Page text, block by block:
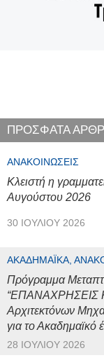
ΠΡΟΣΦΑΤΑ
ΑΝΑΚΟΙΝΏΣΕΙΣ
Κλειστή η
Αυγούστου 2026
30 ΙΟΥΛΊΟΥ 2026
ΑΚΑΔΗΜΑΪΚΆ,
Πρόγραμμα
“ΕΠΑΝΑΧΡΗΣΕΙΣ
Αρχιτεκτόνων
για το Ακαδημαϊκό
28 ΙΟΥΛΊΟΥ 2026